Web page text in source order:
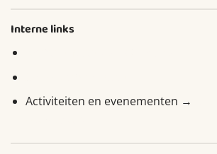
Interne links
Activiteiten en evenementen →